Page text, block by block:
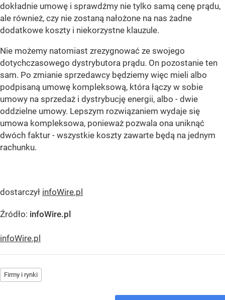
dokładnie umowę i sprawdźmy nie tylko samą cenę prądu,
ale również, czy nie zostaną nałożone na nas żadne
dodatkowe koszty i niekorzystne klauzule.
Nie możemy natomiast zrezygnować ze swojego
dotychczasowego dystrybutora prądu. On pozostanie ten
sam. Po zmianie sprzedawcy będziemy więc mieli albo
podpisaną umowę kompleksową, która łączy w sobie
umowy na sprzedaż i dystrybucję energii, albo - dwie
oddzielne umowy. Lepszym rozwiązaniem wydaje się
umowa kompleksowa, ponieważ pozwala ona uniknąć
dwóch faktur - wszystkie koszty zawarte będą na jednym
rachunku.
dostarczył infoWire.pl
Źródło: infoWire.pl
infoWire.pl
Firmy i rynki